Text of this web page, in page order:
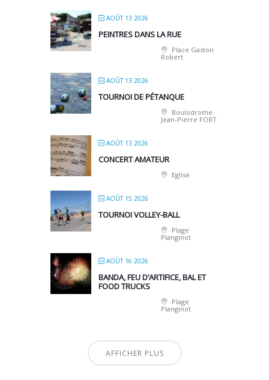
AOÛT 13 2026
PEINTRES DANS LA RUE
Place Gaston
Robert
AOÛT 13 2026
TOURNOI DE PÉTANQUE
Boulodrome
Jean-Pierre FORT
AOÛT 13 2026
CONCERT AMATEUR
Eglise
AOÛT 15 2026
TOURNOI VOLLEY-BALL
Plage
Planginot
AOÛT 16 2026
BANDA, FEU D’ARTIFICE, BAL ET
FOOD TRUCKS
Plage
Planginot
AFFICHER PLUS